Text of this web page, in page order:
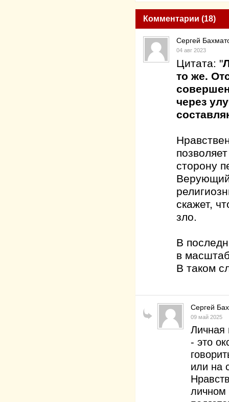
Комментарии (18)
Сергей
04 авг 2023
Цитата: "
то же.
через
сторону
Верующий
скажет,
зло.
В
в
В таком
Сергей
09 май 2025
Личная
- это
или на
личном